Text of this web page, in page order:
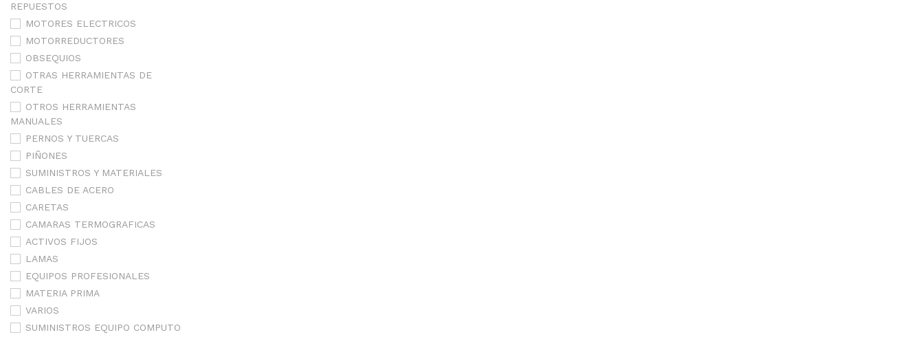
REPUESTOS
MOTORES ELECTRICOS
MOTORREDUCTORES
OBSEQUIOS
OTRAS HERRAMIENTAS DE
CORTE
OTROS HERRAMIENTAS
MANUALES
PERNOS Y TUERCAS
PIÑONES
SUMINISTROS Y MATERIALES
CABLES DE ACERO
CARETAS
CAMARAS TERMOGRAFICAS
ACTIVOS FIJOS
LAMAS
EQUIPOS PROFESIONALES
MATERIA PRIMA
VARIOS
SUMINISTROS EQUIPO COMPUTO